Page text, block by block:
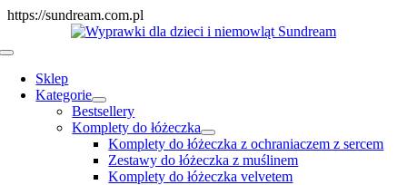
https://sundream.com.pl
to
Toggle
Navigation
Sklep
Kategorie
Bestsellery
Komplety do łóżeczka
Komplety do łóżeczka z ochraniaczem z sercem
Zestawy do łóżeczka z muślinem
Komplety do łóżeczka velvetem